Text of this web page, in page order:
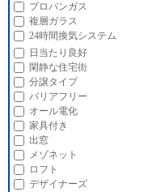
プロパンガス
複層ガラス
24時間換気システム
日当たり良好
閑静な住宅街
分譲タイプ
バリアフリー
オール電化
家具付き
出窓
メゾネット
ロフト
デザイナーズ